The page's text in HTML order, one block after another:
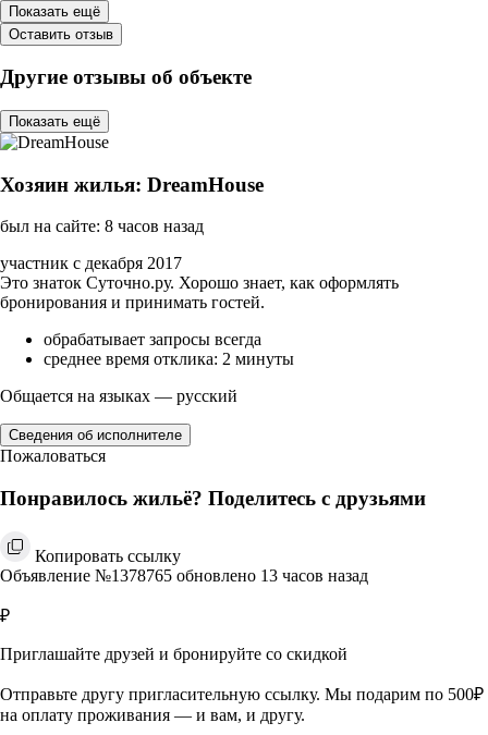
Показать ещё
Оставить отзыв
Другие отзывы об объекте
Показать ещё
Хозяин жилья: DreamHouse
был на сайте: 8 часов назад
участник с декабря 2017
Это знаток Суточно.ру. Хорошо знает, как оформлять
бронирования и принимать гостей.
обрабатывает запросы всегда
среднее время отклика: 2 минуты
Общается на языках — русский
Сведения об исполнителе
Пожаловаться
Понравилось жильё? Поделитесь с друзьями
Копировать ссылку
Объявление №1378765 обновлено 13 часов назад
₽
Приглашайте друзей и бронируйте со скидкой
Отправьте другу пригласительную ссылку. Мы подарим по 500₽
на оплату проживания — и вам, и другу.